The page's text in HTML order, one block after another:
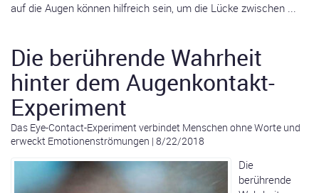
auf die Augen können hilfreich sein, um die Lücke zwischen ...
Die berührende Wahrheit
hinter dem Augenkontakt-
Experiment
Das Eye-Contact-Experiment verbindet Menschen ohne Worte und
erweckt Emotionenströmungen | 8/22/2018
Die
berührende